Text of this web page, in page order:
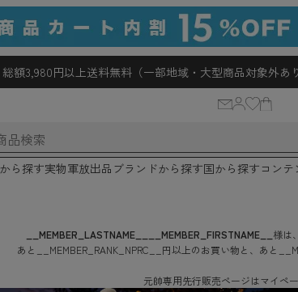
総額3,980円以上送料無料（一部地域・大型商品対象外あり
ら探す実物軍放出品 ブランドから探す国から探す コンテ
__MEMBER_LASTNAME__ __MEMBER_FIRSTNAME__ 様は、
あと
__MEMBER_RANK_NPRC__ 円以上のお買い物と、あと
元帥専用先行販売ページはマイペ